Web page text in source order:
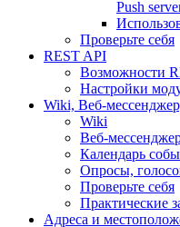
Push
Проверьте себя
REST API
Возможности
Настройки
Wiki, Веб-
Wiki
Веб-
Календарь
Опросы,
Проверьте себя
Практические
Адреса и